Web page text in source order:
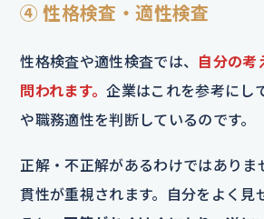
④ 性格検査・適性検査
性格検査や適性検査では、 自分の考
問われます。企業はこれを参考にし
や職務適性を判断しているのです。
正解・不正解があるわけではありま
貫性が重視されます。自分をよく見